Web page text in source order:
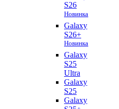
S26
Новинка
Galaxy
S26+
Новинка
Galaxy
S25
Ultra
Galaxy
S25
Galaxy